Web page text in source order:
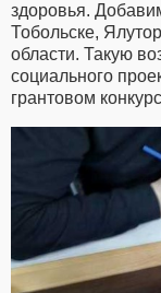
здоровья.
Тобольске,
области. Такую
социального
грантовом